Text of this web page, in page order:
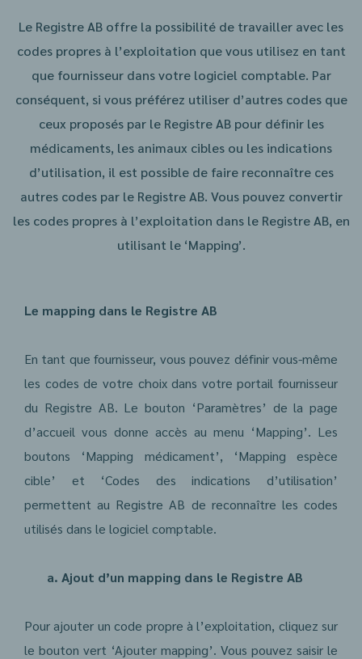
Le Registre AB offre la possibilité de travailler avec les
codes propres à l’exploitation que vous utilisez en tant
que fournisseur dans votre logiciel comptable. Par
conséquent, si vous préférez utiliser d’autres codes que
ceux proposés par le Registre AB pour définir les
médicaments, les animaux cibles ou les indications
d’utilisation, il est possible de faire reconnaître ces
autres codes par le Registre AB. Vous pouvez convertir
les codes propres à l’exploitation dans le Registre AB, en
utilisant le ‘Mapping’.
Le mapping dans le Registre AB
En tant que fournisseur, vous pouvez définir vous-même
les codes de votre choix dans votre portail fournisseur
du Registre AB. Le bouton ‘Paramètres’ de la page
d’accueil vous donne accès au menu ‘Mapping’. Les
boutons ‘Mapping médicament’, ‘Mapping espèce
cible’ et ‘Codes des indications d’utilisation’
permettent au Registre AB de reconnaître les codes
utilisés dans le logiciel comptable.
a. Ajout d’un mapping dans le Registre AB
Pour ajouter un code propre à l’exploitation, cliquez sur
le bouton vert ‘Ajouter mapping’. Vous pouvez saisir le